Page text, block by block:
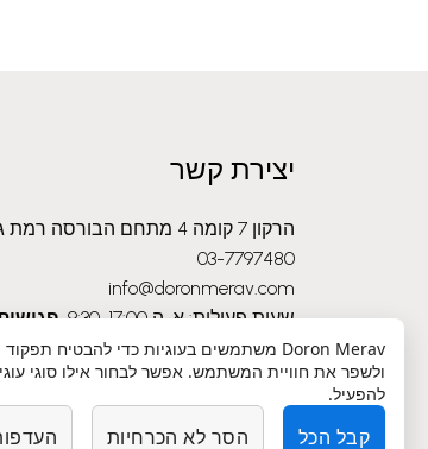
יצירת קשר
הרקון 7 קומה 4 מתחם הבורסה רמת גן,
03-7797480
info@doronmerav.com
שעות פעילות: א-ה 9:30-17:00
מראש בלבדDoron Merav משתמשים בעוגיות כדי להבטיח
ולשפר את חוויית המשתמש. אפשר לבחור אילו סוגי
להפעיל.
קבל הכל הסר לא הכרחיות